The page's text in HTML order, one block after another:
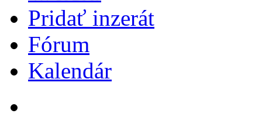
Pridať inzerát
Fórum
Kalendár